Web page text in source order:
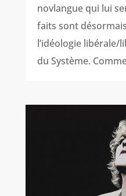
novlangue qui lui
faits sont
l’idéologie
du Système.